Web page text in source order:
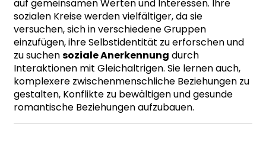
auf gemeinsamen Werten und Interessen. Ihre
sozialen Kreise werden vielfältiger, da sie
versuchen, sich in verschiedene Gruppen
einzufügen, ihre Selbstidentität zu erforschen und
zu suchensoziale Anerkennung durch
Interaktionen mit Gleichaltrigen. Sie lernen auch,
komplexere zwischenmenschliche Beziehungen zu
gestalten, Konflikte zu bewältigen und gesunde
romantische Beziehungen aufzubauen.